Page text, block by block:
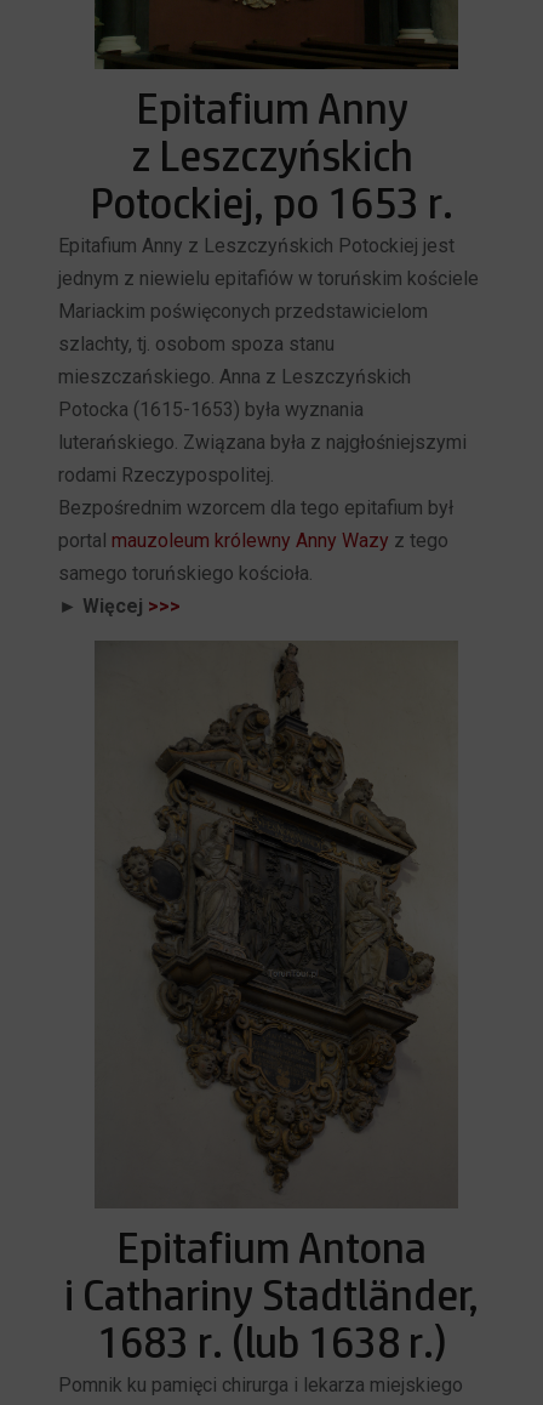
Epitafium Anny
z Leszczyńskich
Potockiej, po 1653 r.
Epitafium Anny z Leszczyńskich Potockiej jest
jednym z niewielu epitafiów w toruńskim kościele
Mariackim poświęconych przedstawicielom
szlachty, tj. osobom spoza stanu
mieszczańskiego. Anna z Leszczyńskich
Potocka (1615-1653) była wyznania
luterańskiego. Związana była z najgłośniejszymi
rodami Rzeczypospolitej.
Bezpośrednim wzorcem dla tego epitafium był
portal mauzoleum królewny Anny Wazy z tego
samego toruńskiego kościoła.
► Więcej >>>
Epitafium Antona
i Cathariny Stadtländer,
1683 r. (lub 1638 r.)
Pomnik ku pamięci chirurga i lekarza miejskiego